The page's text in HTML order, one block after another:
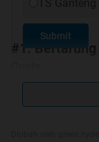
#1.
OK ini poin
Submit